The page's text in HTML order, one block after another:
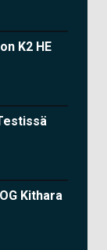
K2 HE
Kithara